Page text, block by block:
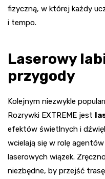
fizyczną, w której każdy
i tempo.
Laserowy
przygody
Kolejnym niezwykle
Rozrywki EXTREME jest
efektów świetlnych i
wcielają się w rolę
laserowych wiązek.
niezbędne, by przejść